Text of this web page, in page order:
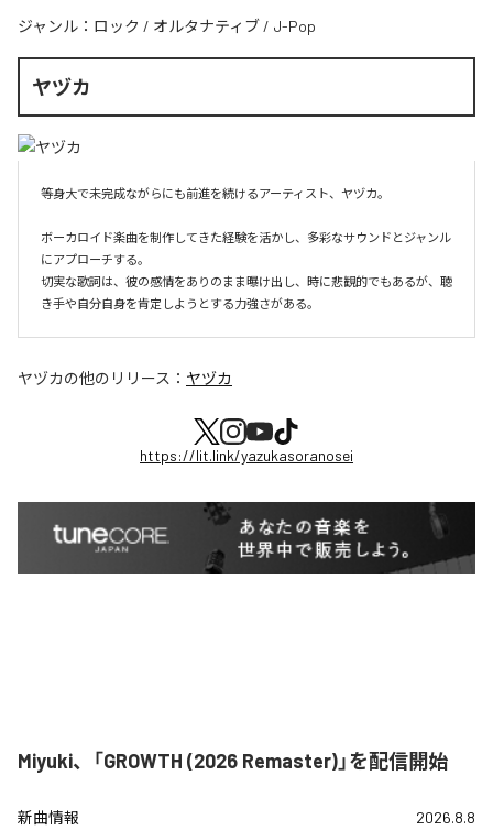
ジャンル： ロック / オルタナティブ / J-Pop
ヤヅカ
等身大で未完成ながらにも前進を続けるアーティスト、ヤヅカ。
ボーカロイド楽曲を制作してきた経験を活かし、多彩なサウンドとジャンル
にアプローチする。
切実な歌詞は、彼の感情をありのまま曝け出し、時に悲観的でもあるが、聴
き手や自分自身を肯定しようとする力強さがある。
ヤヅカの他のリリース： ヤヅカ
https://lit.link/yazukasoranosei
Miyuki、「GROWTH (2026 Remaster)」を配信開始
新曲情報 2026.8.8